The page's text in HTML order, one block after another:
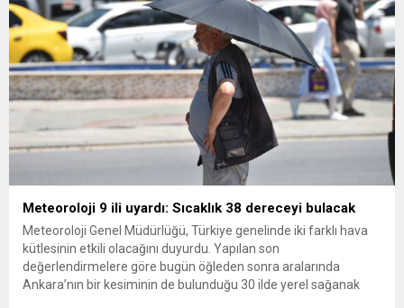
Meteoroloji 9 ili uyardı: Sıcaklık 38 dereceyi bulacak
Meteoroloji Genel Müdürlüğü, Türkiye genelinde iki farklı hava
kütlesinin etkili olacağını duyurdu. Yapılan son
değerlendirmelere göre bugün öğleden sonra aralarında
Ankara’nın bir kesiminin de bulunduğu 30 ilde yerel sağanak